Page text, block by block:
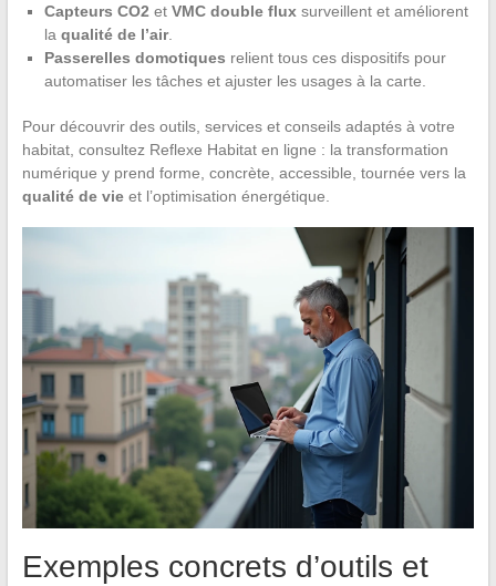
Capteurs CO2 et VMC double fluxsurveillent et améliorent
la qualité de l’air.
Passerelles domotiques relient tous ces dispositifs pour
automatiser les tâches et ajuster les usages à la carte.
Pour découvrir des outils, services et conseils adaptés à votre
habitat, consultez Reflexe Habitat en ligne : la transformation
numérique y prend forme, concrète, accessible, tournée vers la
qualité de vieet l’optimisation énergétique.
Exemples concrets d’outils et